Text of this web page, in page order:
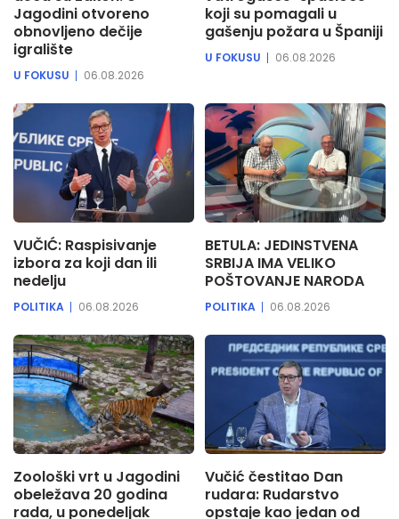
Jagodini otvoreno
obnovljeno dečije
igralište
U FOKUSU 06.08.2026
koji su pomagali u
gašenju požara u Španiji
U FOKUSU 06.08.2026
VUČIĆ: Raspisivanje
izbora za koji dan ili
nedelju
POLITIKA 06.08.2026
BETULA: JEDINSTVENA
SRBIJA IMA VELIKO
POŠTOVANJE NARODA
POLITIKA 06.08.2026
Zoološki vrt u Jagodini
obeležava 20 godina
rada, u ponedeljak
Vučić čestitao Dan
rudara: Rudarstvo
opstaje kao jedan od